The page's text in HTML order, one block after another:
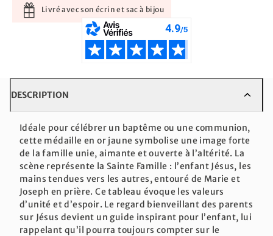
Livré avec son écrin et sac à bijou
DESCRIPTION
Idéale pour célébrer un baptême ou une communion,
cette médaille en or jaune symbolise une image forte
de la famille unie, aimante et ouverte à l’altérité. La
scène représente la Sainte Famille : l’enfant Jésus, les
mains tendues vers les autres, entouré de Marie et
Joseph en prière. Ce tableau évoque les valeurs
d’unité et d’espoir. Le regard bienveillant des parents
sur Jésus devient un guide inspirant pour l’enfant, lui
rappelant qu’il pourra toujours compter sur le